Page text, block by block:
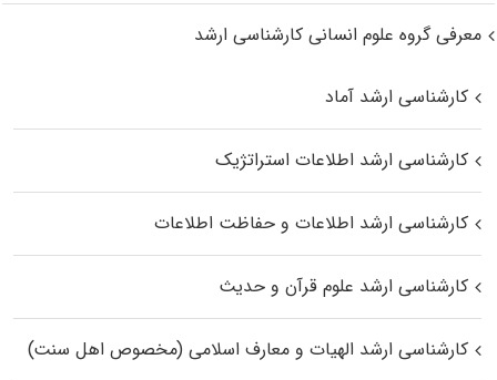
معرفی گروه علوم انسانی کارشناسی ارشد
کارشناسی ارشد آماد
کارشناسی ارشد اطلاعات استراتژیک
کارشناسی ارشد اطلاعات و حفاظت اطلاعات
کارشناسی ارشد علوم قرآن و حدیث
کارشناسی ارشد الهیات و معارف اسلامی (مخصوص اهل سنت)